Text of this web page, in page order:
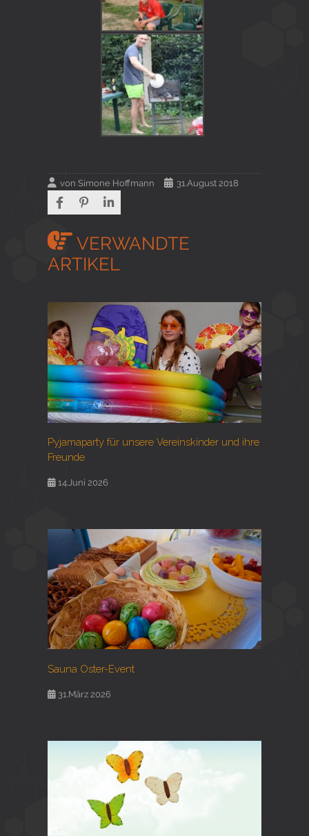
von Simone Hoffmann 31.August 2018
VERWANDTE
ARTIKEL
Pyjamaparty für unsere Vereinskinder und ihre
Freunde
14.Juni 2026
Sauna Oster-Event
31.März 2026